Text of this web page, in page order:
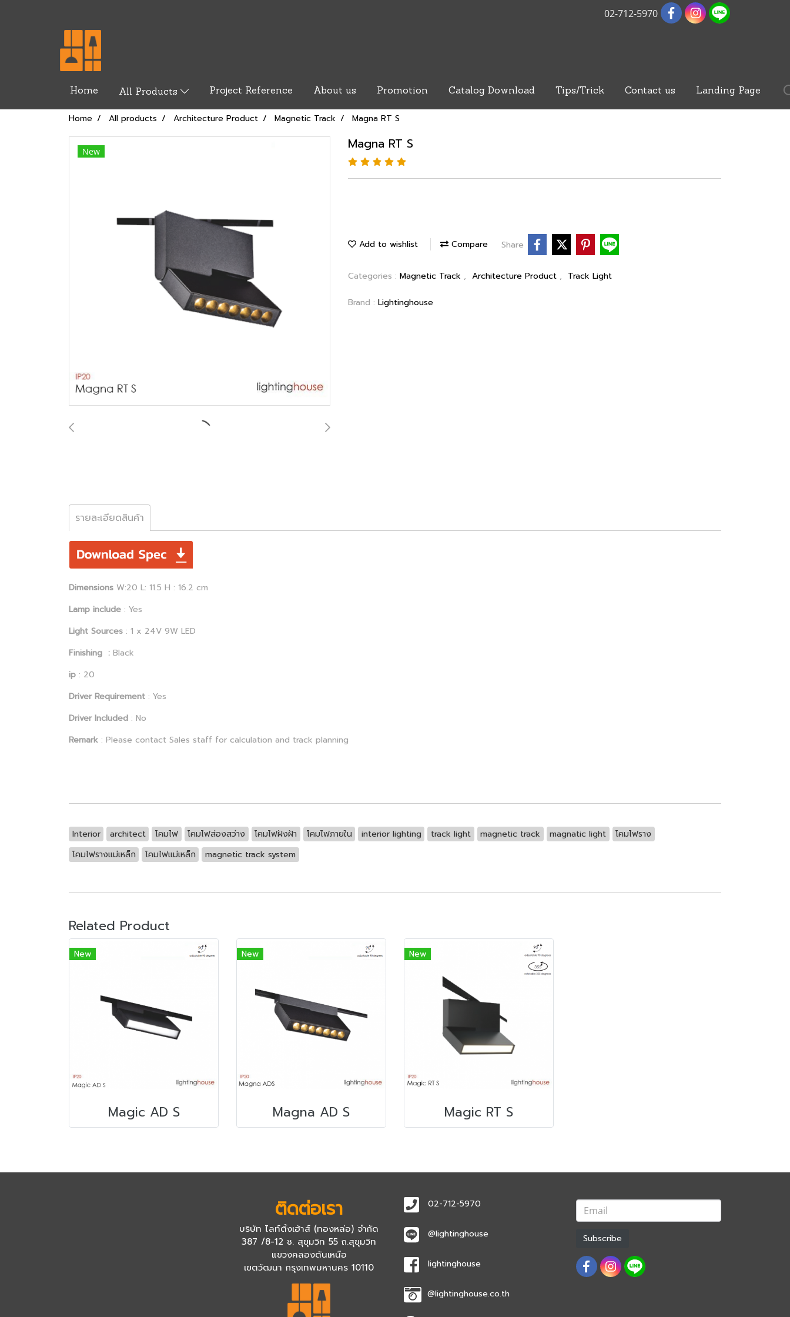
02-712-5970
Home All Products Project Reference About us Promotion Catalog Download Tips/Trick Contact us Landing Page
Home All products Architecture Product Magnetic Track Magna RT S
New Magna RT S
Add to wishlist Compare Share
Categories : Magnetic Track , Architecture Product , Track Light
Brand : Lightinghouse
รายละเอียดสินค้า
Dimensions W:20 L: 11.5 H : 16.2 cm
Lamp include : Yes
Light Sources : 1 x 24V 9W LED
Finishing : Black
ip : 20
Driver Requirement : Yes
Driver Included : No
Remark : Please contact Sales staff for calculation and track planning
Interior architect โคมไฟ โคมไฟส่องสว่าง โคมไฟฝังฝ้า โคมไฟภายใน interior lighting track light magnetic track magnatic light
โคมไฟราง
โคมไฟรางแม่เหล็ก
โคมไฟแม่เหล็ก magnetic track system
Related Product
New
Magic AD S
New
Magna AD S
New
Magic RT S
ติดต่อเรา
บริษัท ไลท์ติ้งเฮ้าส์ (ทองหล่อ) จำกัด
387 /8-12 ซ. สุขุมวิท 55 ถ.สุขุมวิท
แขวงคลองตันเหนือ
เขตวัฒนา กรุงเทพมหานคร 10110
02-712-5970
@lightinghouse
lightinghouse
@lightinghouse.co.th
Subscribe